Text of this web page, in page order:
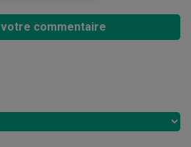
commentaire